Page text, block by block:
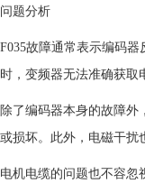
问题分析
F035故障通常表示编码
时，变频器无法准确获取
除了编码器本身的故障
或损坏。此外，电磁干扰
电机电缆的问题也不容忽